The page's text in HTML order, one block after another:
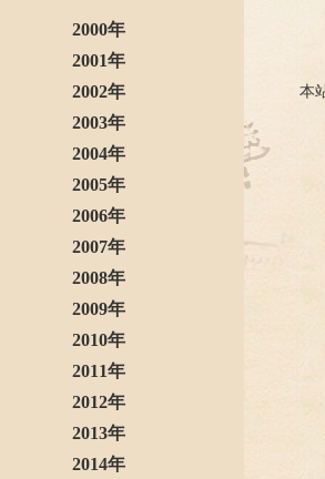
2000年
2001年
2002年
2003年
2004年
2005年
2006年
2007年
2008年
2009年
2010年
2011年
2012年
2013年
2014年
本